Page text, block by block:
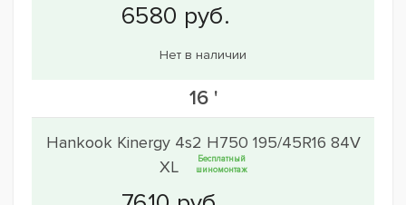
Нет в наличии
16 '
Hankook Kinergy 4s2 H750 195/45R16 84V
XL
Бесплатный
шиномонтаж